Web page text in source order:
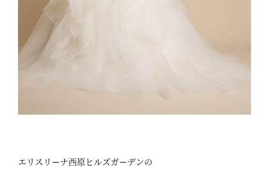
エリスリーナ西原ヒルズガーデンの